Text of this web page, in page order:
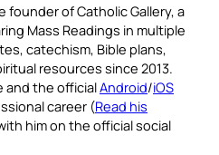
founder of Catholic Gallery, a
Mass Readings in multiple
catechism, Bible plans,
resources since 2013.
and the officialAndroid/iOS
career (Read his
him on the official social